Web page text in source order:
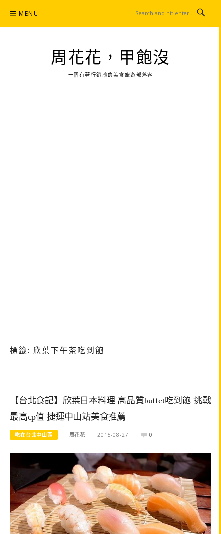
content
MENU
周花花，甲飽沒
一個有著行銷魂的美食旅遊部落客
標籤: 欣葉下午茶吃到飽
【台北食記】欣葉日本料理 高品質buffet吃到飽 挑戰
最高cp值 捷運中山站美食推薦
吃在台北中山區 周花花 2015-08-27 0